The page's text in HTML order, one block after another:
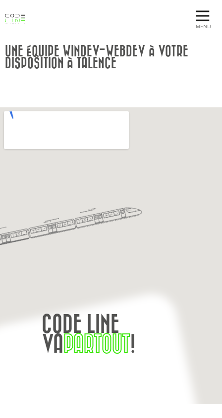
MENU
UNE ÉQUIPE WINDEV-WEBDEV À VOTRE
DISPOSITION À TALENCE
CODE LINE
VAPARTOUT!